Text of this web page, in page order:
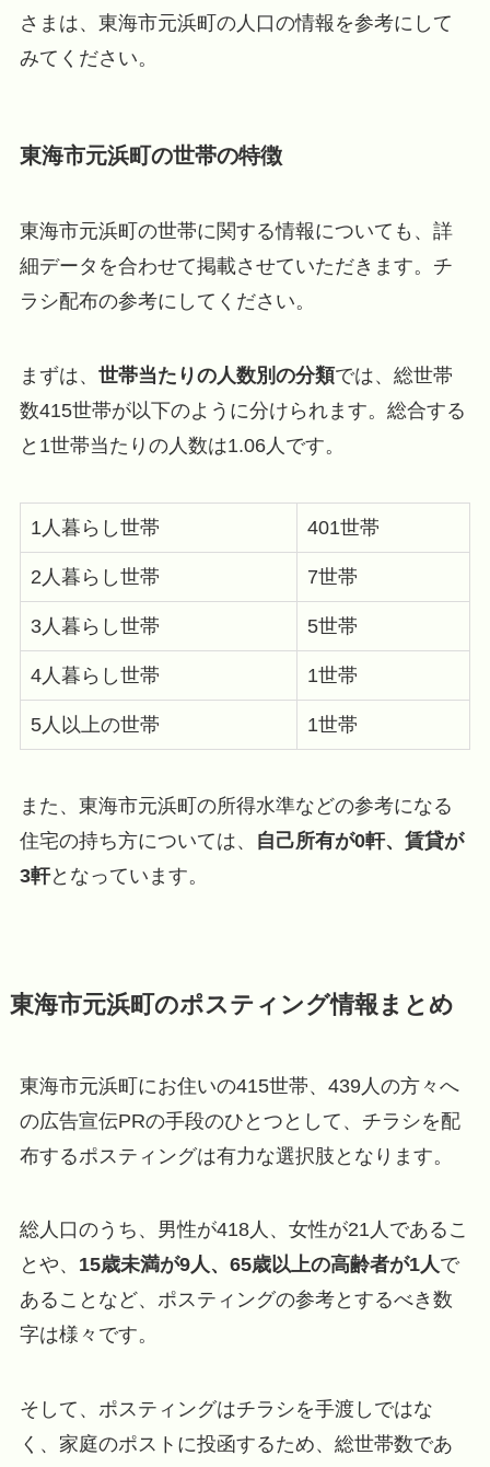
さまは、東海市元浜町の人口の情報を参考にして
みてください。
東海市元浜町の世帯の特徴
東海市元浜町の世帯に関する情報についても、詳
細データを合わせて掲載させていただきます。チ
ラシ配布の参考にしてください。
まずは、 世帯当たりの人数別の分類では、総世帯
数415世帯が以下のように分けられます。総合する
と1世帯当たりの人数は1.06人です。
1人暮らし世帯 401世帯
2人暮らし世帯 7世帯
3人暮らし世帯 5世帯
4人暮らし世帯 1世帯
5人以上の世帯 1世帯
また、東海市元浜町の所得水準などの参考になる
住宅の持ち方については、
自己所有が0軒、賃貸が
3軒となっています。
東海市元浜町のポスティング情報まとめ
東海市元浜町にお住いの415世帯、439人の方々へ
の広告宣伝PRの手段のひとつとして、チラシを配
布するポスティングは有力な選択肢となります。
総人口のうち、男性が418人、女性が21人であるこ
とや、 15歳未満が9人、65歳以上の高齢者が1人で
あることなど、ポスティングの参考とするべき数
字は様々です。
そして、ポスティングはチラシを手渡しではな
く、家庭のポストに投函するため、総世帯数であ